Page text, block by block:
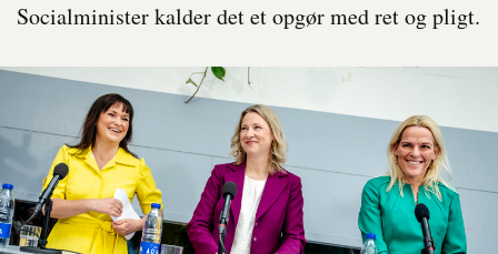
Socialminister kalder det et opgør med ret og pligt.